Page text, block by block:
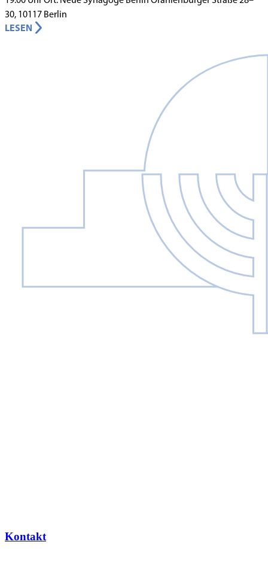
30, 10117 Berlin
LESEN
Kontakt